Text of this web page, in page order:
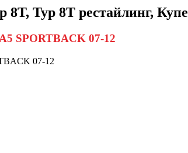
8T, Typ 8T рестайлинг, Купе
SPORTBACK 07-12